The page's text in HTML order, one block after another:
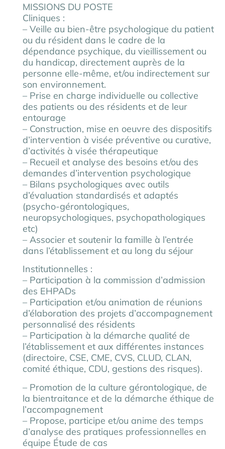
MISSIONS DU POSTE
Cliniques :
– Veille au bien-être psychologique du patient
ou du résident dans le cadre de la
dépendance psychique, du vieillissement ou
du handicap, directement auprès de la
personne elle-même, et/ou indirectement sur
son environnement.
– Prise en charge individuelle ou collective
des patients ou des résidents et de leur
entourage
– Construction, mise en oeuvre des dispositifs
d’intervention à visée préventive ou curative,
d’activités à visée thérapeutique
– Recueil et analyse des besoins et/ou des
demandes d’intervention psychologique
– Bilans psychologiques avec outils
d’évaluation standardisés et adaptés
(psycho-gérontologiques,
neuropsychologiques, psychopathologiques
etc)
– Associer et soutenir la famille à l’entrée
dans l’établissement et au long du séjour
Institutionnelles :
– Participation à la commission d’admission
des EHPADs
– Participation et/ou animation de réunions
d’élaboration des projets d’accompagnement
personnalisé des résidents
– Participation à la démarche qualité de
l’établissement et aux différentes instances
(directoire, CSE, CME, CVS, CLUD, CLAN,
comité éthique, CDU, gestions des risques).
– Promotion de la culture gérontologique, de
la bientraitance et de la démarche éthique de
l’accompagnement
– Propose, participe et/ou anime des temps
d’analyse des pratiques professionnelles en
équipe Étude de cas